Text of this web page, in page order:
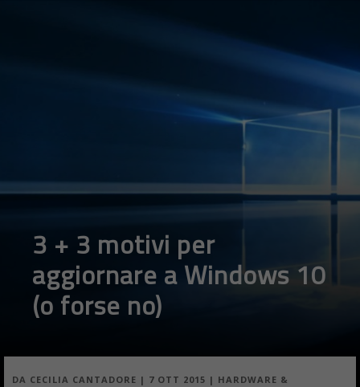
3 + 3 motivi per
aggiornare a Windows 10
(o forse no)
DA CECILIA CANTADORE | 7 OTT 2015 | HARDWARE &